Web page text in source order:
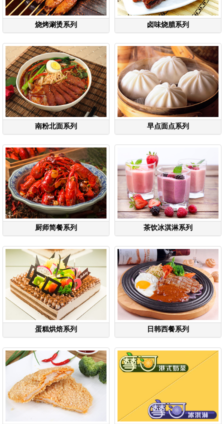
烧烤涮烫系列 卤味烧腊系列
南粉北面系列 早点面点系列
厨师简餐系列 茶饮冰淇淋系列
蛋糕烘焙系列 日韩西餐系列